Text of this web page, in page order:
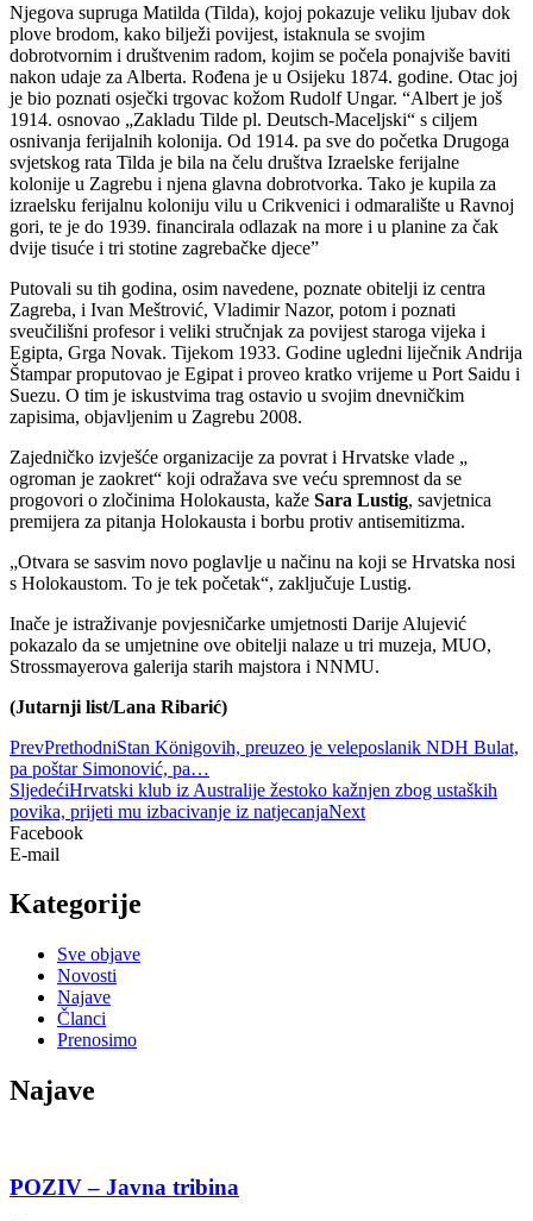
Njegova supruga Matilda (Tilda), kojoj pokazuje veliku ljubav dok
plove brodom, kako bilježi povijest, istaknula se svojim
dobrotvornim i društvenim radom, kojim se počela ponajviše baviti
nakon udaje za Alberta. Rođena je u Osijeku 1874. godine. Otac joj
je bio poznati osječki trgovac kožom Rudolf Ungar. “Albert je još
1914. osnovao „Zakladu Tilde pl. Deutsch-Maceljski“ s ciljem
osnivanja ferijalnih kolonija. Od 1914. pa sve do početka Drugoga
svjetskog rata Tilda je bila na čelu društva Izraelske ferijalne
kolonije u Zagrebu i njena glavna dobrotvorka. Tako je kupila za
izraelsku ferijalnu koloniju vilu u Crikvenici i odmaralište u Ravnoj
gori, te je do 1939. financirala odlazak na more i u planine za čak
dvije tisuće i tri stotine zagrebačke djece”
Putovali su tih godina, osim navedene, poznate obitelji iz centra
Zagreba, i Ivan Meštrović, Vladimir Nazor, potom i poznati
sveučilišni profesor i veliki stručnjak za povijest staroga vijeka i
Egipta, Grga Novak. Tijekom 1933. Godine ugledni liječnik Andrija
Štampar proputovao je Egipat i proveo kratko vrijeme u Port Saidu i
Suezu. O tim je iskustvima trag ostavio u svojim dnevničkim
zapisima, objavljenim u Zagrebu 2008.
Zajedničko izvješće organizacije za povrat i Hrvatske vlade „
ogroman je zaokret“ koji odražava sve veću spremnost da se
progovori o zločinima Holokausta, kaže Sara Lustig, savjetnica
premijera za pitanja Holokausta i borbu protiv antisemitizma.
„Otvara se sasvim novo poglavlje u načinu na koji se Hrvatska nosi
s Holokaustom. To je tek početak“, zaključuje Lustig.
Inače je istraživanje povjesničarke umjetnosti Darije Alujević
pokazalo da se umjetnine ove obitelji nalaze u tri muzeja, MUO,
Strossmayerova galerija starih majstora i NNMU.
(Jutarnji list/Lana Ribarić)
PrevPrethodniStan Königovih, preuzeo je veleposlanik NDH Bulat,
pa poštar Simonović, pa…
SljedećiHrvatski klub iz Australije žestoko kažnjen zbog ustaških
povika, prijeti mu izbacivanje iz natjecanjaNext
Facebook
E-mail
Kategorije
Sve objave
Novosti
Najave
Članci
Prenosimo
Najave
POZIV – Javna tribina